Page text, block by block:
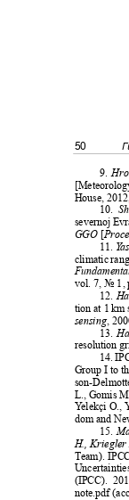
50
9.
House,
10.
severnoj
GGO [
11. Ya
climatic
vol. 7, № 1,
12.
tion at 1 km
sensing,
13.
resolution
14.
Group I to
son-
L., Gomis
Yelekçi O.,
dom and
15.
H., Kriegler
Team).
(IPCC).
note.pdf